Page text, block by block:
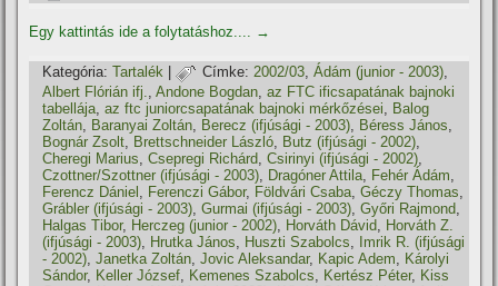
Egy kattintás ide a folytatáshoz.... →
Kategória: Tartalék | Címke: 2002/03,Ádám (junior - 2003),
Albert Flórián ifj.,Andone Bogdan,az FTC ificsapatának bajnoki
tabellája,az ftc juniorcsapatának bajnoki mérkőzései, Balog
Zoltán, Baranyai Zoltán, Berecz (ifjúsági - 2003), Béress János,
Bognár Zsolt, Brettschneider László, Butz (ifjúsági - 2002),
Cheregi Marius,Csepregi Richárd,Csirinyi (ifjúsági - 2002),
Czottner/Szottner (ifjúsági - 2003), Dragóner Attila, Fehér Ádám,
Ferencz Dániel , Ferenczi Gábor, Földvári Csaba,Géczy Thomas,
Grábler (ifjúsági - 2003),Gurmai (ifjúsági - 2003),Győri Rajmond,
Halgas Tibor, Herczeg (junior - 2002), Horváth Dávid, Horváth Z.
(ifjúsági - 2003), Hrutka János, Huszti Szabolcs,
Imrik R. (ifjúsági
- 2002),Janetka Zoltán,Jovic Aleksandar, Kapic Adem, Károlyi
Sándor, Keller József, Kemenes Szabolcs, Kertész Péter, Kiss